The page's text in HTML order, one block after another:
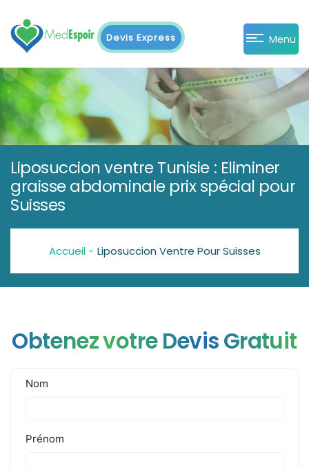
Devis Express Menu
Liposuccion ventre Tunisie : Eliminer
graisse abdominale prix spécial pour
Suisses
Accueil - Liposuccion Ventre Pour Suisses
Obtenez votre Devis Gratuit